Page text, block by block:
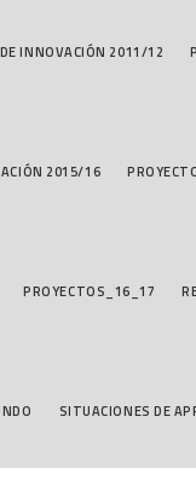
INNOVACIÓN 2011/12
2015/16
PROYECTOS_16_17
SITUACIONES DE